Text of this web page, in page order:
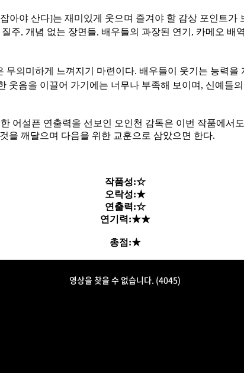
아야 산다]는 재미있게 웃으며 즐겨야 할 감상 포인트
주, 개념 없는 장면들, 배우들의 과장된 연기, 카메오
무의미하게 느껴지기 마련이다. 배우들이 웃기는 능력을
웃음을 이끌어 가기에는 너 무나 부족해 보이며, 신예들
어설픈 연출력을 선보인 오인천 감독은 이번 작품에서
을 깨달으며 다음을 위한 교훈으로 삼았으면 한다.
작품성:☆
오락성:★
연출력:☆
연기력:★★
총점:★